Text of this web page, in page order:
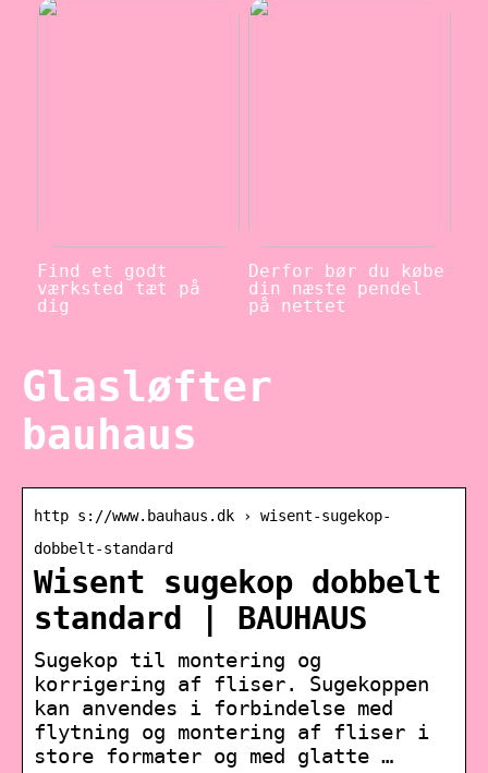
Find et godt
værksted tæt på
dig
Derfor bør du købe
din næste pendel
på nettet
Glasløfter
bauhaus
http s://www.bauhaus.dk › wisent-sugekop-
dobbelt-standard
Wisent sugekop dobbelt
standard | BAUHAUS
Sugekop til montering og
korrigering af fliser. Sugekoppen
kan anvendes i forbindelse med
flytning og montering af fliser i
store formater og med glatte …